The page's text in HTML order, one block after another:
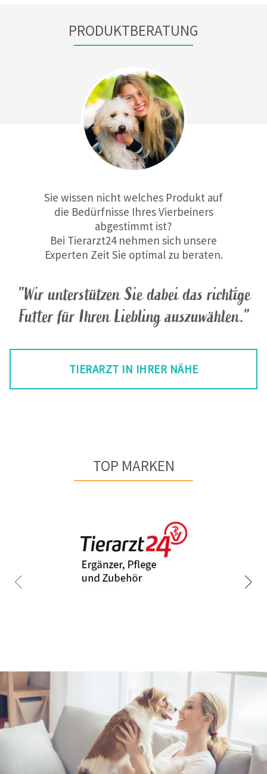
PRODUKTBERATUNG
"Wir unterstützen Sie dabei das richtige
Futter für Ihren Liebling auszuwählen."
Sie wissen nicht welches Produkt auf
die Bedürfnisse Ihres Vierbeiners
abgestimmt ist?
Bei Tierarzt24 nehmen sich unsere
Experten Zeit Sie optimal zu beraten.
TIERARZT IN IHRER NÄHE
TOP MARKEN